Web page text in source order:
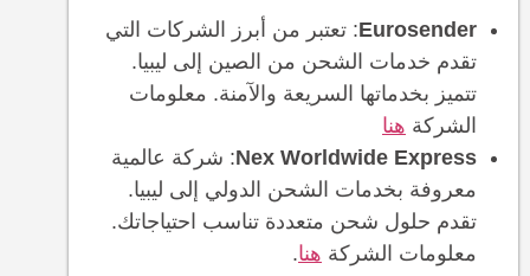
Eurosender: تعتبر من أبرز الشركات التي
تقدم خدمات الشحن من الصين إلى ليبيا.
تتميز بخدماتها السريعة والآمنة. معلومات
الشركة هنا
Nex Worldwide Express: شركة عالمية
معروفة بخدمات الشحن الدولي إلى ليبيا.
تقدم حلول شحن متعددة تناسب احتياجاتك.
معلومات الشركة هنا.